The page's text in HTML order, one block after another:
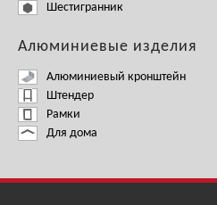
Шестигранник
Алюминиевые изделия
Алюминиевый кронштейн
Штендер
Рамки
Для дома